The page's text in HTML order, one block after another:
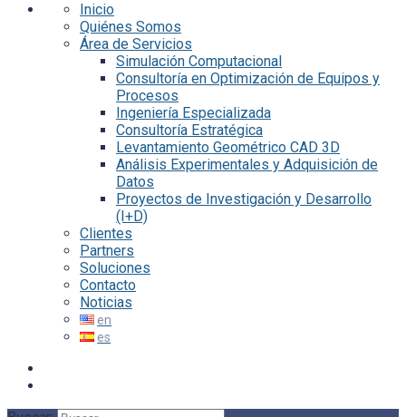
Inicio
Quiénes Somos
Área de Servicios
Simulación Computacional
Consultoría en Optimización de Equipos y
Procesos
Ingeniería Especializada
Consultoría Estratégica
Levantamiento Geométrico CAD 3D
Análisis Experimentales y Adquisición de
Datos
Proyectos de Investigación y Desarrollo
(I+D)
Clientes
Partners
Soluciones
Contacto
Noticias